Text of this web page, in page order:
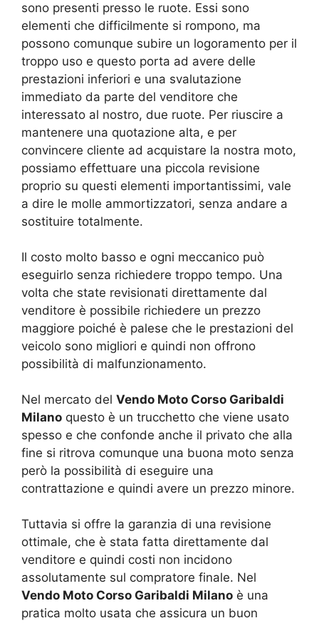
sono presenti presso le ruote. Essi sono
elementi che difficilmente si rompono, ma
possono comunque subire un logoramento per il
troppo uso e questo porta ad avere delle
prestazioni inferiori e una svalutazione
immediato da parte del venditore che
interessato al nostro, due ruote. Per riuscire a
mantenere una quotazione alta, e per
convincere cliente ad acquistare la nostra moto,
possiamo effettuare una piccola revisione
proprio su questi elementi importantissimi, vale
a dire le molle ammortizzatori, senza andare a
sostituire totalmente.
Il costo molto basso e ogni meccanico può
eseguirlo senza richiedere troppo tempo. Una
volta che state revisionati direttamente dal
venditore è possibile richiedere un prezzo
maggiore poiché è palese che le prestazioni del
veicolo sono migliori e quindi non offrono
possibilità di malfunzionamento.
Nel mercato del Vendo Moto Corso Garibaldi
Milano questo è un trucchetto che viene usato
spesso e che confonde anche il privato che alla
fine si ritrova comunque una buona moto senza
però la possibilità di eseguire una
contrattazione e quindi avere un prezzo minore.
Tuttavia si offre la garanzia di una revisione
ottimale, che è stata fatta direttamente dal
venditore e quindi costi non incidono
assolutamente sul compratore finale. Nel
Vendo Moto Corso Garibaldi Milano è una
pratica molto usata che assicura un buon